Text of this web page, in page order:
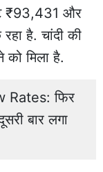
₹93,431 और
है. चांदी की
मिला है.
Rates: फिर
बार लगा